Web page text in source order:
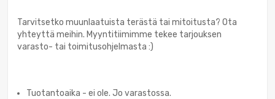
Tarvitsetko muunlaatuista terästä tai mitoitusta? Ota
yhteyttä meihin. Myyntitiimimme tekee tarjouksen
varasto- tai toimitusohjelmasta :)
Tuotantoaika - ei ole. Jo varastossa.